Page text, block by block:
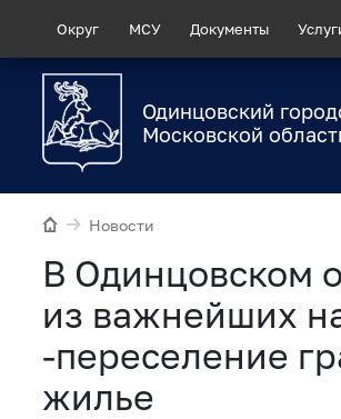
Округ МСУ Документы
Одинцовский
Московской
Новости
В Одинцовском
из важнейших
-переселение
жилье